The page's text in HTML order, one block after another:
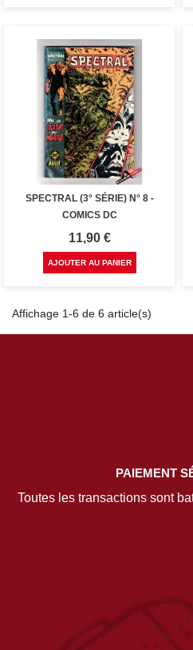
SPECTRAL (3° SÉRIE) N° 8 -
COMICS DC
Prix
11,90 €
AJOUTER AU PANIER
Affichage 1-6 de 6 article(s)
PAIEMENT
Toutes les transactions sont